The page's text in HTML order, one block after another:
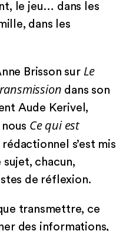
le jeu… dans les
dans les
Brisson sur Le
dans son
Aude Kerivel,
Ce qui est
s’est mis
chacun,
de réflexion.
transmettre, ce
des informations,